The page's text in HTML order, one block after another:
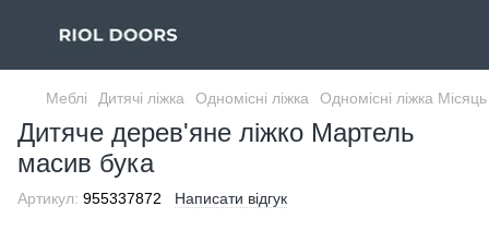
Меблі Дитячі ліжка Одномісні ліжка Одномісні ліжка Місяць
Дитяче дерев'яне ліжко Мартель
масив бука
Артикул: 955337872 Написати відгук